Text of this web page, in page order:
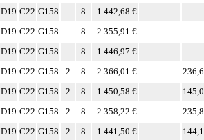
D19 C22 G158 8
1 442,68 €
D19 C22 G158 8
2 355,91 €
D19 C22 G158 8
1 446,97 €
D19 C22 G158 2 8 2 366,01 €
D19 C22 G158 2 8 1 450,58 €
D19 C22 G158 2 8 2 358,22 €
D19 C22 G158 2 8 1 441,50 €